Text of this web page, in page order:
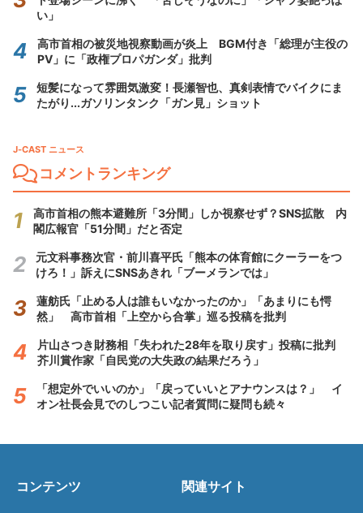
い」
高市首相の被災地視察動画が炎上 BGM付き「総理が主役の
PV」に「政権プロパガンダ」批判
短髪になって雰囲気激変！長瀬智也、真剣表情でバイクにま
たがり...ガソリンタンク「ガン見」ショット
J-CAST ニュース
コメントランキング
高市首相の熊本避難所「3分間」しか視察せず？SNS拡散 内
閣広報官「51分間」だと否定
元文科事務次官・前川喜平氏「熊本の体育館にクーラーをつ
けろ！」訴えにSNSあきれ「ブーメランでは」
蓮舫氏「止める人は誰もいなかったのか」「あまりにも愕
然」 高市首相「上空から合掌」巡る投稿を批判
片山さつき財務相「失われた28年を取り戻す」投稿に批判
芥川賞作家「自民党の大失政の結果だろう」
「想定外でいいのか」「戻っていいとアナウンスは？」 イ
オン社長会見でのしつこい記者質問に疑問も続々
コンテンツ 関連サイト